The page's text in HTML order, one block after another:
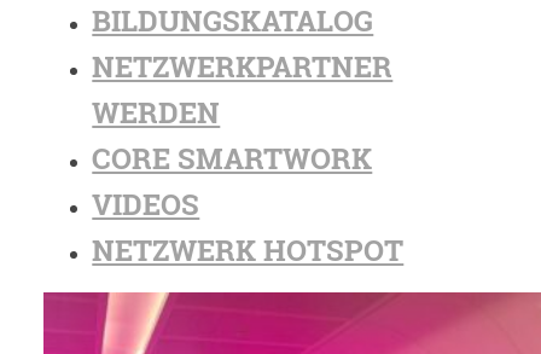
BILDUNGSKATALOG
NETZWERKPARTNER
WERDEN
CORE SMARTWORK
VIDEOS
NETZWERK HOTSPOT